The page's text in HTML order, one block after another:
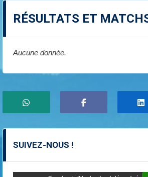
RÉSULTATS ET
Aucune donnée.
SUIVEZ-NOUS !